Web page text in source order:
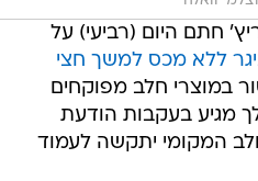
חתם היום (רביעי) על
ללא מכס למשך חצי
במוצרי חלב מפוקחים
מגיע בעקבות הודעת
המקומי יתקשה לעמוד